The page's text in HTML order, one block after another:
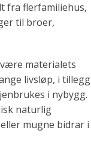
fra flerfamiliehus,
til broer,
materialets
livsløp, i tillegg
i nybygg.
naturlig
mugne bidrar i